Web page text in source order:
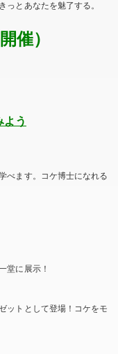
っとあなたを魅了する。
催）
よう
べます。コケ博士になれる
堂に展示！
ットとして登場！コケをモ